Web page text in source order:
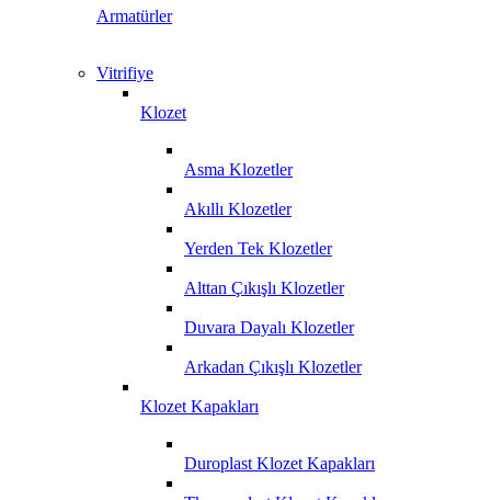
Armatürler
Vitrifiye
Klozet
Asma Klozetler
Akıllı Klozetler
Yerden Tek Klozetler
Alttan Çıkışlı Klozetler
Duvara Dayalı Klozetler
Arkadan Çıkışlı Klozetler
Klozet Kapakları
Duroplast Klozet Kapakları